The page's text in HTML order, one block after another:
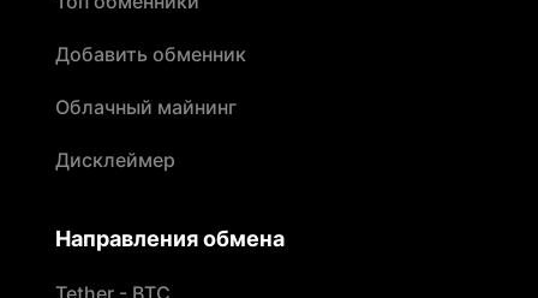
Добавить обменник
Облачный майнинг
Дисклеймер
Направления обмена